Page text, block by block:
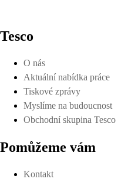
Tesco
O nás
Aktuální nabídka práce
Tiskové zprávy
Myslíme na budoucnost
Obchodní skupina Tesco
Pomůžeme vám
Kontakt